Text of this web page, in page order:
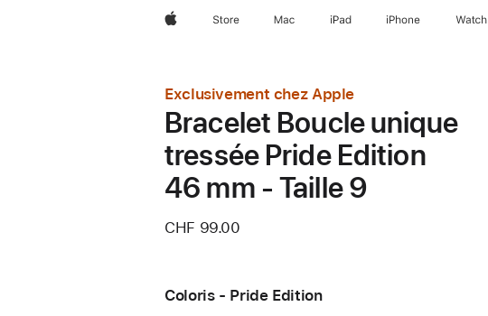
AppleStore Mac iPad iPhone Watch
Exclusivement chez Apple
Bracelet Boucle unique
tressée Pride Edition
46 mm - Taille 9
CHF 99.00
Coloris - Pride Edition